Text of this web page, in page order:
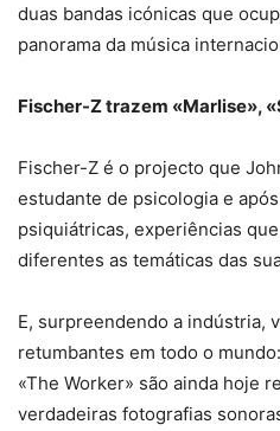
duas bandas icónicas que
panorama da música
Fischer-Z trazem «Marlise»,
Fischer-Z é o projecto que
estudante de psicologia e
psiquiátricas, experiências
diferentes as temáticas das
E, surpreendendo a indústria,
retumbantes em todo o
«The Worker» são ainda hoje
verdadeiras fotografias